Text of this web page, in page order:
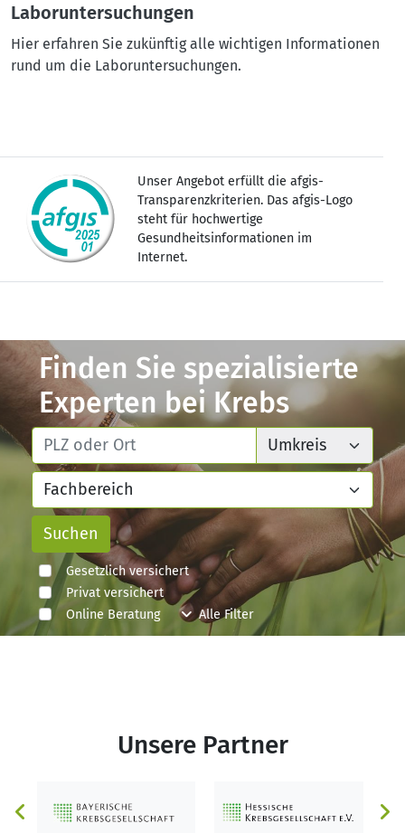
Laboruntersuchungen
Hier erfahren Sie zukünftig alle wichtigen Informationen
rund um die Laboruntersuchungen.
Unser Angebot erfüllt die afgis-
Transparenzkriterien. Das afgis-Logo
steht für hochwertige
Gesundheitsinformationen im
Internet.
Finden Sie spezialisierte
Experten bei Krebs
Gesetzlich versichert
Privat versichert
Online Beratung
Alle Filter
Unsere Partner